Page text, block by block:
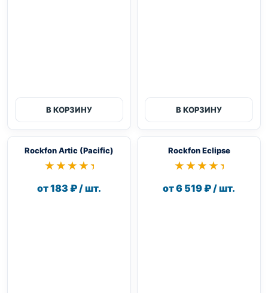
В КОРЗИНУ В КОРЗИНУ
Rockfon Artic (Pacific)
★★★★★
★★★★★
от 183 ₽ / шт.
Rockfon Eclipse
★★★★★
★★★★★
от 6 519 ₽ / шт.